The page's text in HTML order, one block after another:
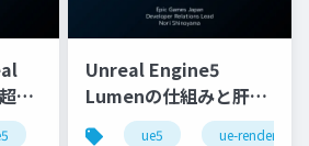
初
ue-beginner
Unreal Engine5
Lumenの仕組みと肝心
なところ
ue5 ue-rendering